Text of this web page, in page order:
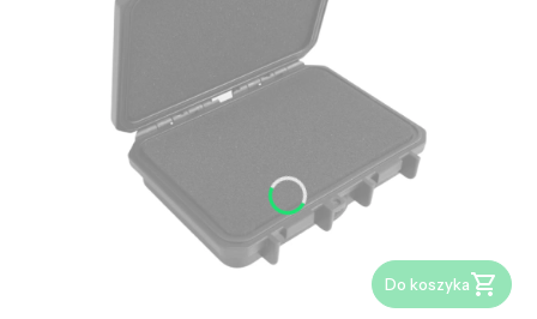
Do koszyka